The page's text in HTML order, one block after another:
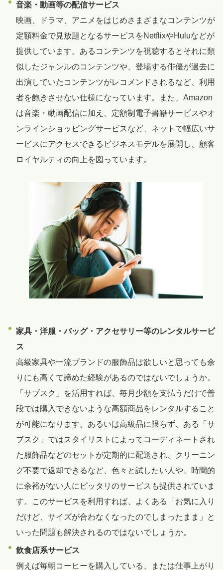
音楽・動画等の配信サービス
映画、ドラマ、アニメをはじめさまざまなコンテンツが
定額料金で見放題となるサービスをNetflixやHuluなどが
提供しています。あるコンテンツを視聴するとそれに類
似したジャンルのコンテンツや、登場する俳優が過去に
出演していたコンテンツがレコメンドされるなど、利用
者を飽きさせない仕様になっています。また、Amazon
は音楽・動画配信に加え、定額制電子書籍サービスやオ
ンラインショッピングサービスなど、ネットで幅広いサ
ービスにアクセスできるビジネスモデルを展開し、顧客
ロイヤルティの向上を図っています。
家具・洋服・バッグ・アクセサリー等のレンタルサービ
ス
高級家具や一流ブランドの服飾品は欲しいと思っても余
りにも高くて諦めた経験があるのではないでしょうか。
「サブスク」を活用すれば、毎月少額を支払うだけで普
段では購入できないような高額商品をレンタルすること
が可能になります。あるいは高級品に限らず、ある「サ
ブスク」ではスタイリストによってコーディネートされ
た服飾品などのセットが定期的に配送され、クリーニン
グ不要で返却できるなど、色々と試したい人や、時間的
に余裕がない人にピッタリのサービスも提供されていま
す。このサービスを利用すれば、よくある「お気に入り
だけど、サイズが合わなくなったのでしまったまま」と
いった問題も解決されるのではないでしょうか。
飲食店系サービス
例えば毎朝コーヒーを購入している、または仕事上がり